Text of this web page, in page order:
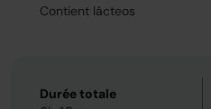
Contient lácteos
Durée totale